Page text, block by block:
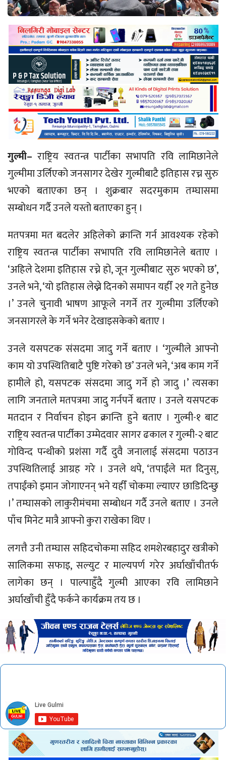
गुल्मी– राष्ट्रिय स्वतन्त्र पार्टीका सभापति रवि लामिछानेले
गुल्मीमा उर्लिएकाे जनसागर देखेर गुल्मीबाटै इतिहास रच्न सुरु
भएको बताएका छन् । शुक्रबार सदरमुकाम तम्घासमा
सम्बाेधन गर्दै उनले यस्तो बताएका हुन् ।
​मतपत्रमा मत बदलेर अहिलेकाे क्रान्ति गर्न आवश्यक रहेको
राष्ट्रिय स्वतन्त्र पार्टीका सभापति रवि लामिछानेले बताए ।
‘अहिले देशमा इतिहास रच्ने हो, जून गुल्मीबाट सुरु भएको छ’,
उनले भने, ‘यो इतिहास लेख्ने दिनको समापन यहीँ २१ गते हुनेछ
।’ उनले चुनावी भाषण आफूले नगर्ने तर गुल्मीमा उर्लिएकाे
जनसागरले के गर्ने भनेर देखाइसकेकाे बताए ।
​उनले यसपटक संसदमा जादु गर्ने बताए । ‘गुल्मीले आफ्नो
काम यो उपस्थितिबाटै पुष्टि गरेको छ’ उनले भने, ‘अब काम गर्ने
हामीले हो, यसपटक संसदमा जादु गर्ने हो जादु ।’ त्यसका
लागि जनताले मतपत्रमा जादु गर्नपर्ने बताए । उनले यसपटक
मतदान र निर्वाचन होइन क्रान्ति हुने बताए । गुल्मी-१ बाट
राष्ट्रिय स्वतन्त्र पार्टीका उम्मेदवार सागर ढकाल र गुल्मी-२ बाट
गाेविन्द पन्थीको प्रशंसा गर्दै दुवै जनालाई संसदमा पठाउन
उपस्थितिलाई आग्रह गरे । उनले थपे, ‘तपाईंले मत दिनुस्,
तपाईंको इमान जोगाएनन् भने यहीँ चाेकमा ल्याएर छाडिदिन्छु
।’ तम्घासकाे लाकुरीमंचमा सम्बाेधन गर्दै उनले बताए । उनले
पाँच मिनेट मात्रै आफ्नो कुरा राखेका थिए ।
​लगत्तै उनी तम्घास सहिदचाेकमा सहिद शमशेरबहादुर खत्रीको
सालिकमा सफाइ, सल्युट र माल्यपर्ण गरेर अर्घाखाँचीतर्फ
लागेका छन् । पाल्पाहुँदै गुल्मी आएका रवि लामिछाने
अर्घाखाँची हुँदै फर्कने कार्यक्रम तय छ ।